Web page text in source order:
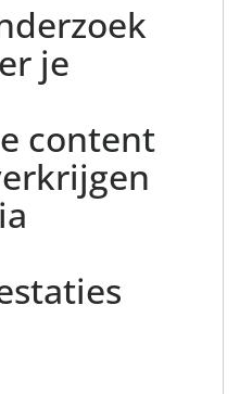
je
content